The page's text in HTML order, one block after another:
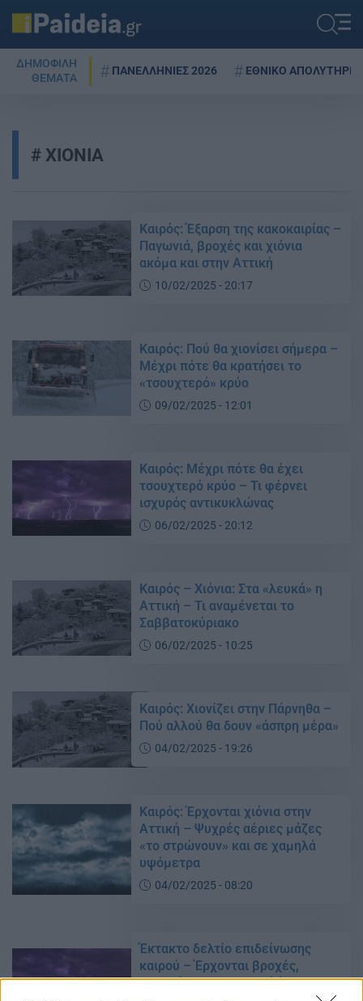
ΔΗΜΟΦΙΛΗ
ΘΕΜΑΤΑ
ΠΑΝΕΛΛΗΝΙΕΣ 2026 ΕΘΝΙΚΟ ΑΠΟΛΥΤΗΡΙΟ
ΧΙΟΝΙΑ
Καιρός: Έξαρση της κακοκαιρίας –
Παγωνιά, βροχές και χιόνια
ακόμα και στην Αττική
10/02/2025 - 20:17
Καιρός: Πού θα χιονίσει σήμερα –
Μέχρι πότε θα κρατήσει το
«τσουχτερό» κρύο
09/02/2025 - 12:01
Καιρός: Μέχρι πότε θα έχει
τσουχτερό κρύο – Τι φέρνει
ισχυρός αντικυκλώνας
06/02/2025 - 20:12
Καιρός – Χιόνια: Στα «λευκά» η
Αττική – Τι αναμένεται το
Σαββατοκύριακο
06/02/2025 - 10:25
Καιρός: Χιονίζει στην Πάρνηθα –
Πού αλλού θα δουν «άσπρη μέρα»
04/02/2025 - 19:26
Καιρός: Έρχονται χιόνια στην
Αττική – Ψυχρές αέριες μάζες
«το στρώνουν» και σε χαμηλά
υψόμετρα
04/02/2025 - 08:20
Έκτακτο δελτίο επιδείνωσης
καιρού – Έρχονται βροχές,
καταιγίδες και ισχυροί άνεμοι –